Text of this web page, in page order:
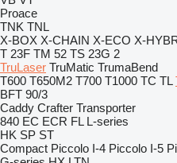
Proace
TNK TNL
X-BOX X-CHAIN X-ECO X-
T 23F TM 52 TS 23G 2
TruLaser TruMatic TrumaBend
T600 T650M2 T700 T1000 TC TL
BFT 90/3
Caddy Crafter Transporter
840 EC ECR FL L-series
HK SP ST
Compact Piccolo I-4 Piccolo I-5